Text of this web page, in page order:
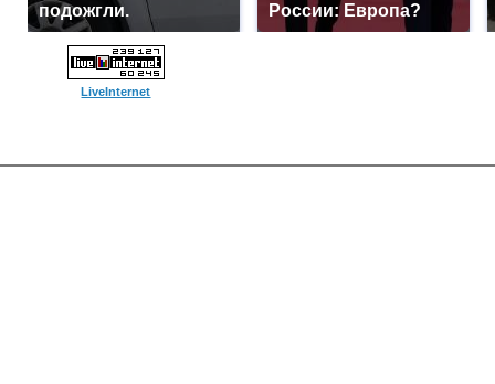
подожгли. России: Европа?
LiveInternet